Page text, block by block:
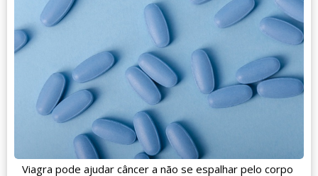
Viagra pode ajudar câncer a não se espalhar pelo corpo